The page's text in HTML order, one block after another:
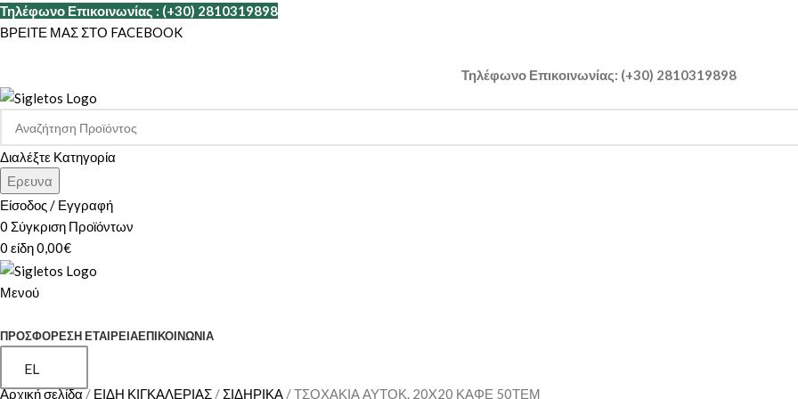
Τηλέφωνο Επικοινωνίας : (+30) 2810319898
ΒΡΕΙΤΕ ΜΑΣ ΣΤΟ FACEBOOK
Τηλέφωνο Επικοινωνίας: (+30) 2810319898
Διαλέξτε Κατηγορία
Ερευνα
Είσοδος / Εγγραφή
0 Σύγκριση Προϊόντων
0 είδη0,00€
Μενού
ΠΡΟΣΦΟΡΕΣΗ ΕΤΑΙΡΕΊΑΕΠΙΚΟΙΝΩΝΊΑ
EL
Αρχική σελίδα ΕΙΔΗ ΚΙΓΚΑΛΕΡΙΑΣ ΣΙΔΗΡΙΚΑ
ΤΣΟΧΑΚΙΑ ΑΥΤΟΚ. 20X20 ΚΑΦΕ 50ΤΕΜ